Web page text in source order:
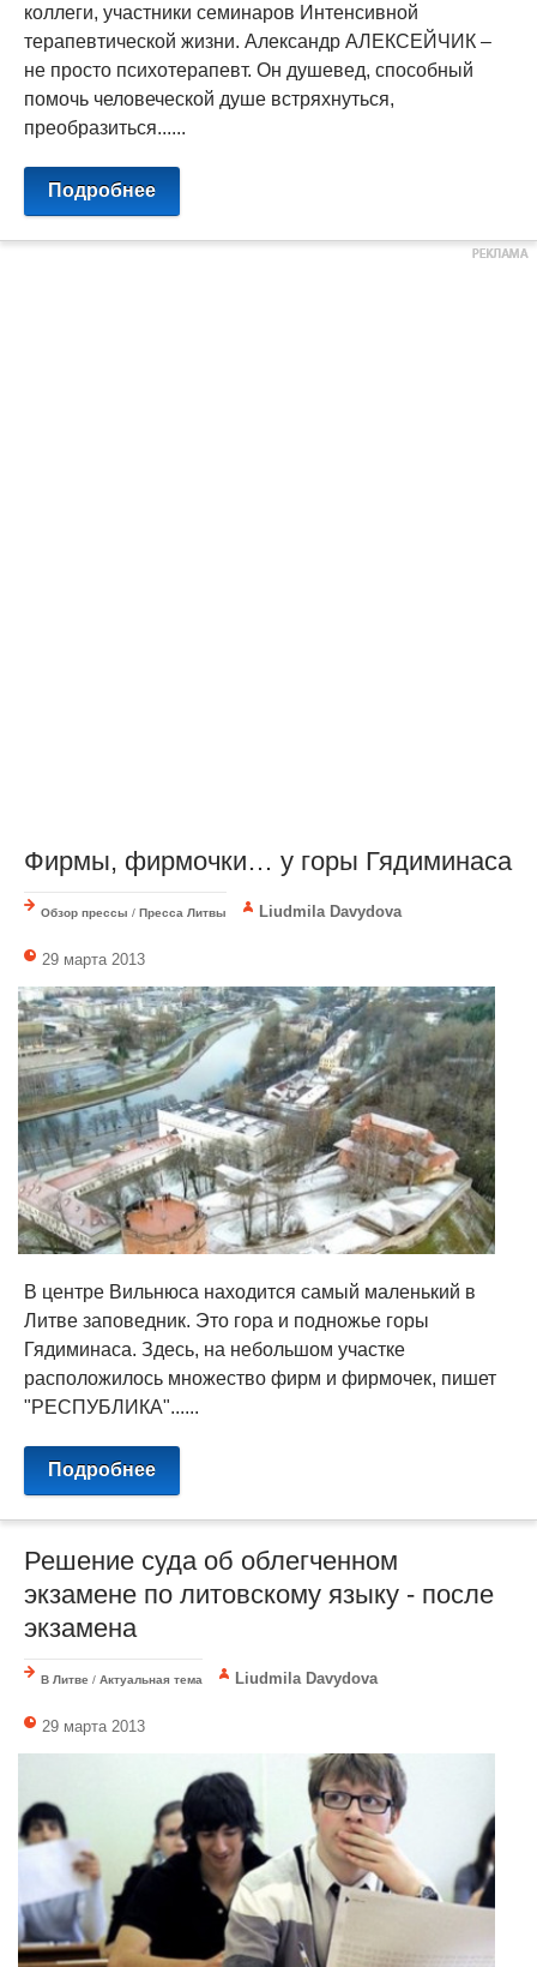
коллеги, участники семинаров Интенсивной
терапевтической жизни. Александр АЛЕКСЕЙЧИК –
не просто психотерапевт. Он душевед, способный
помочь человеческой душе встряхнуться,
преобразиться......
Подробнее
Фирмы, фирмочки… у горы Гядиминаса
Обзор прессы / Пресса Литвы Liudmila Davydova
29 марта 2013
В центре Вильнюса находится самый маленький в
Литве заповедник. Это гора и подножье горы
Гядиминаса. Здесь, на небольшом участке
расположилось множество фирм и фирмочек, пишет
"РЕСПУБЛИКА"......
Подробнее
Решение суда об облегченном
экзамене по литовскому языку - после
экзамена
В Литве / Актуальная тема Liudmila Davydova
29 марта 2013